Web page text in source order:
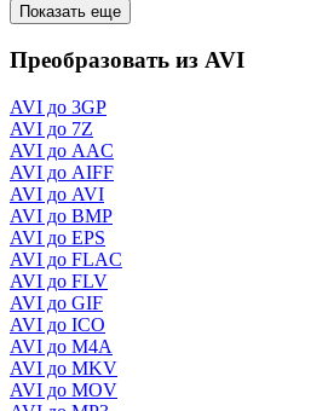
Показать еще
Преобразовать из AVI
AVI до 3GP
AVI до 7Z
AVI до AAC
AVI до AIFF
AVI до AVI
AVI до BMP
AVI до EPS
AVI до FLAC
AVI до FLV
AVI до GIF
AVI до ICO
AVI до M4A
AVI до MKV
AVI до MOV